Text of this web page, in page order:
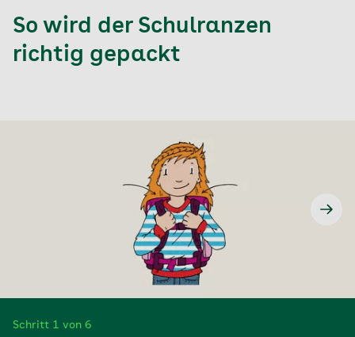
So wird der Schulranzen
richtig gepackt
Schritt 1 von 6